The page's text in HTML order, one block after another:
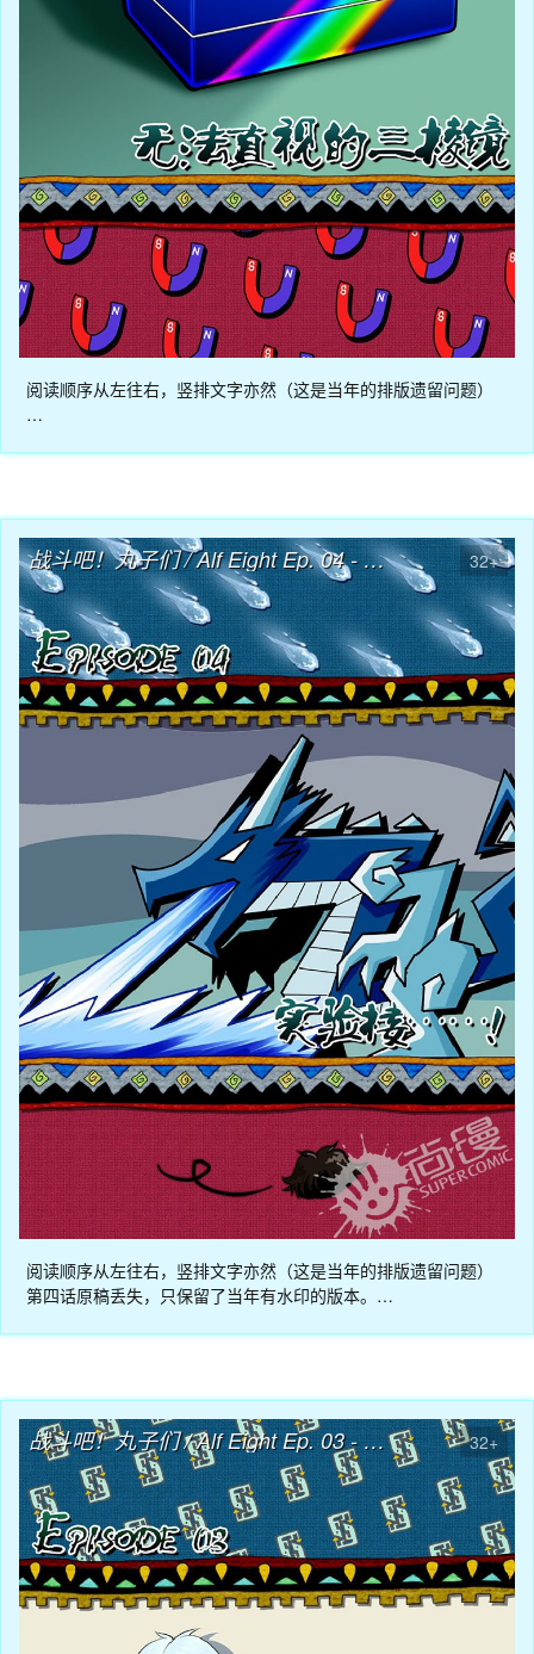
阅读顺序从左往右，竖排文字亦然（这是当年的排版遗留问题）
…
战斗吧！丸子们 / Alf Eight Ep. 04 - 实验楼……！ 32+
阅读顺序从左往右，竖排文字亦然（这是当年的排版遗留问题）
第四话原稿丢失，只保留了当年有水印的版本。…
战斗吧！丸子们 / Alf Eight Ep. 03 - 使者也要上学？ 32+